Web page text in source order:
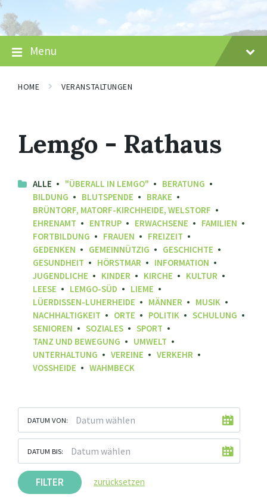
Skip
to
content
Skip
to
main
navigation
Skip
to
footer
Menu
HOME VERANSTALTUNGEN
Lemgo - Rathaus
ALLE "ÜBERALL IN LEMGO"
BERATUNG
BILDUNG
BLUTSPENDE
BRAKE
BRÜNTORF, MATORF-KIRCHHEIDE, WELSTORF
EHRENAMT
ENTRUP ERWACHSENE
FAMILIEN
FORTBILDUNG
FRAUEN
FREIZEIT
GEDENKEN
GEMEINNÜTZIG
GESCHICHTE
GESUNDHEIT
HÖRSTMAR
INFORMATION
JUGENDLICHE
KINDER KIRCHE
KULTUR
LEESE
LEMGO-SÜD
LIEME
LÜERDISSEN-LUHERHEIDE
MÄNNER
MUSIK
NACHHALTIGKEIT
ORTE POLITIK
SCHULUNG
SENIOREN
SOZIALES
SPORT
TANZ UND BEWEGUNG
UMWELT
UNTERHALTUNG
VEREINE
VERKEHR
VOSSHEIDE
WAHMBECK
DATUM VON:
DATUM BIS:
FILTER zurücksetzen